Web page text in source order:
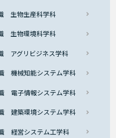
生物生産科学科
生物環境科学科
アグリビジネス学科
機械知能システム学科
電子情報システム学科
建築環境システム学科
経営システム工学科